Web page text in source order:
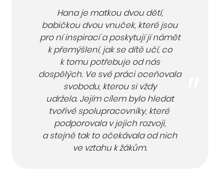
Hana je matkou dvou dětí,
babičkou dvou vnuček, které jsou
pro ní inspirací a poskytují jí námět
k přemýšlení, jak se dítě učí, co
k tomu potřebuje od nás
dospělých. Ve své práci oceňovala
svobodu, kterou si vždy
udržela. Jejím cílem bylo hledat
tvořivé spolupracovníky, které
podporovala v jejich rozvoji,
a stejně tak to očekávala od nich
ve vztahu k žákům.